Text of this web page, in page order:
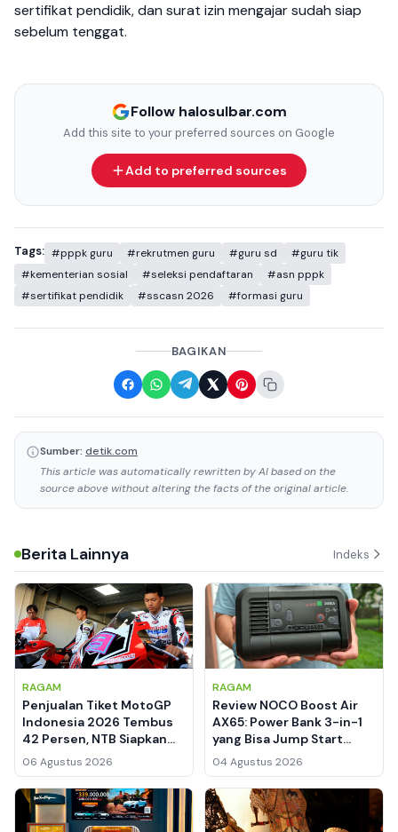
sertifikat pendidik, dan surat izin mengajar sudah siap
sebelum tenggat.
Follow halosulbar.com
Add this site to your preferred sources on Google
Add to preferred sources
Tags: #pppk guru #rekrutmen guru #guru sd
#guru tik
#kementerian sosial
#seleksi pendaftaran
#asn pppk
#sertifikat pendidik
#sscasn 2026 #formasi guru
BAGIKAN
Sumber: detik.com
This article was automatically rewritten by AI based on the
source above without altering the facts of the original article.
Berita Lainnya Indeks
RAGAM
Penjualan Tiket MotoGP
Indonesia 2026 Tembus
42 Persen, NTB Siapkan
Kemasan Lebih Menarik
06 Agustus 2026
RAGAM
Review NOCO Boost Air
AX65: Power Bank 3-in-1
yang Bisa Jump Start
Mobil dan Pompa Ban
04 Agustus 2026